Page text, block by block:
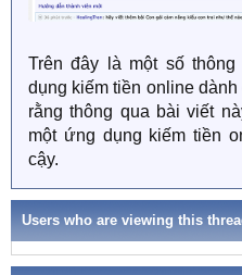
Trên đây là một số
dụng kiếm tiền online
rằng thông qua bài viết
một ứng dụng kiếm tiền
cậy.
Users who are viewing this